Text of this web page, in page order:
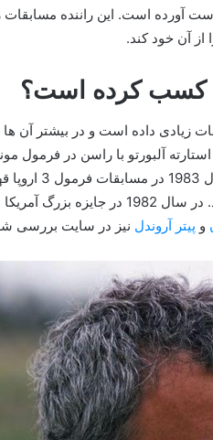
زیادی را به دست آورده است. این راننده
آن خود کند.
کسب کرده است؟
زیادی داده است و در بیشتر آن
و افتخارات بسیار زیادی را به دست آورده است. در سال 1976 استارته آلبورتو با
در سال 1980 در مسابقات
بازی در فرمول 1 در گرندپری ون سن مارینو یا تیم ون تایرل
و پیتر آروندل نیز در سایت بررسی